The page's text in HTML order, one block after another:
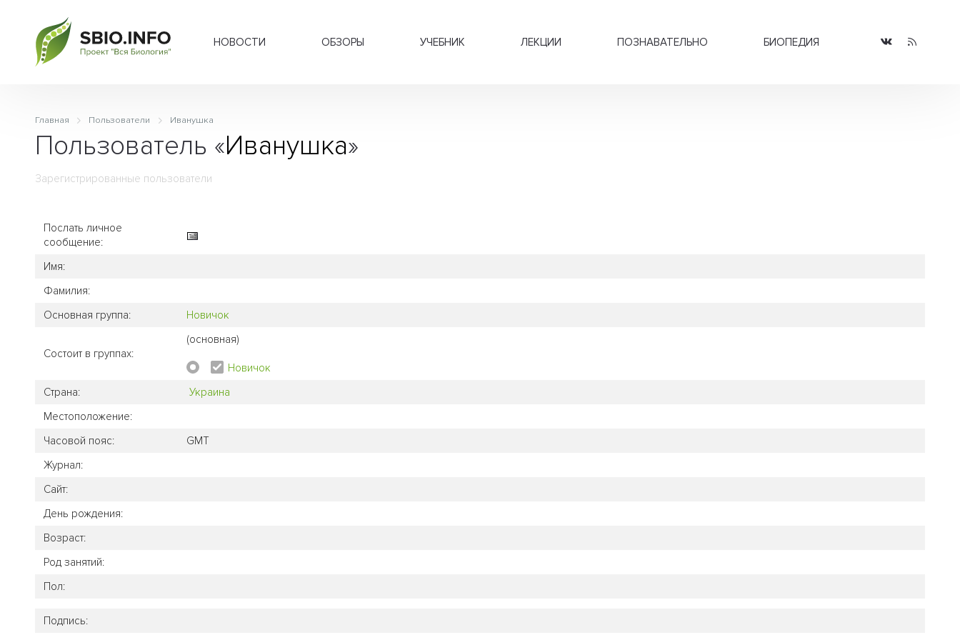
НОВОСТИ ОБЗОРЫ УЧЕБНИК ЛЕКЦИИ ПОЗНАВАТЕЛЬНО БИОПЕДИЯ
Главная Пользователи Иванушка
Пользователь «Иванушка»
Зарегистрированные пользователи
Послать личное
сообщение:
Имя:
Фамилия:
Основная группа:
Новичок
Состоит в группах:
(основная)
Новичок
Страна:
Украина
Местоположение:
Часовой пояс:
GMT
Журнал:
Сайт:
День рождения:
Возраст:
Род занятий:
Пол:
Подпись: